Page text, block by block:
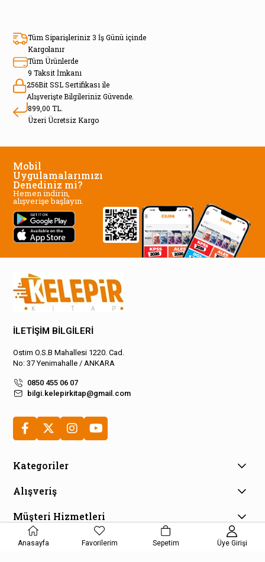
Tüm Siparişleriniz 3 İş Günü içinde
Kargolanır
Tüm Ürünlerde
9 Taksit İmkanı
256Bit SSL Sertifikası ile
Alışverişte Bilgileriniz Güvende.
899,00 TL.
Üzeri Ücretsiz Kargo
Mobil
Uygulamalarımızı
Denediniz mi?
Hemen indirin,
alışverişe başlayın.
İLETİŞİM BİLGİLERİ
Ostim O.S.B Mahallesi 1220. Cad.
No: 37 Yenimahalle / ANKARA
0850 455 06 07
bilgi.kelepirkitap@gmail.com
Kategoriler
Alışveriş
Müşteri Hizmetleri
E-Bülten Aboneliği
Anasayfa Favorilerim Sepetim Üye Girişi